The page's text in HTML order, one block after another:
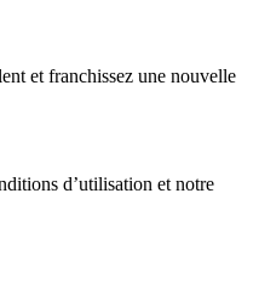
et franchissez une nouvelle
d’utilisation et notre